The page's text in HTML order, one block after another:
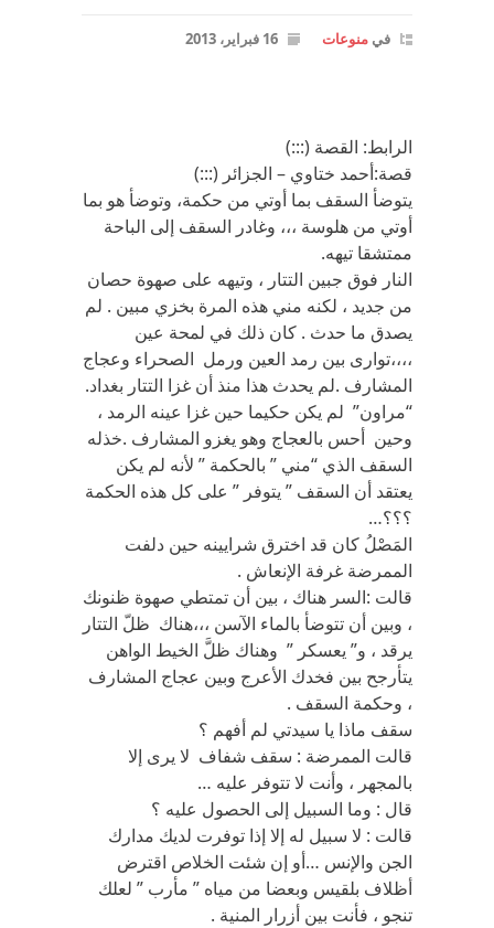
في منوعات 16 فبراير، 2013
الرابط: القصة (:::)
قصة:أحمد ختاوي – الجزائر (:::)
يتوضأ السقف بما أوتي من حكمة، وتوضأ هو بما
أوتي من هلوسة ،،، وغادر السقف إلى الباحة
ممتشقا تيهه.
النار فوق جبين التتار ، وتيهه على صهوة حصان
من جديد ، لكنه مني هذه المرة بخزي مبين . لم
يصدق ما حدث . كان ذلك في لمحة عين
،،،،توارى بين رمد العين ورمل الصحراء وعجاج
المشارف .لم يحدث هذا منذ أن غزا التتار بغداد.
“مراون” لم يكن حكيما حين غزا عينه الرمد ،
وحين أحس بالعجاج وهو يغزو المشارف .خذله
السقف الذي “مني ” بالحكمة ” لأنه لم يكن
يعتقد أن السقف ” يتوفر ” على كل هذه الحكمة
؟؟؟…
المَصْلُ كان قد اخترق شرايينه حين دلفت
الممرضة غرفة الإنعاش .
قالت :السر هناك ، بين أن تمتطي صهوة ظنونك
، وبين أن تتوضأ بالماء الآسن ،،،هناك ظلّ التتار
يرقد ، و” يعسكر ” وهناك ظلَّ الخيط الواهن
يتأرجح بين فخدك الأعرج وبين عجاج المشارف
، وحكمة السقف .
سقف ماذا يا سيدتي لم أفهم ؟
قالت الممرضة : سقف شفاف لا يرى إلا
بالمجهر ، وأنت لا تتوفر عليه …
قال : وما السبيل إلى الحصول عليه ؟
قالت : لا سبيل له إلا إذا توفرت لديك مدارك
الجن والإنس …أو إن شئت الخلاص اقترض
أظلاف بلقيس وبعضا من مياه ” مأرب ” لعلك
تنجو ، فأنت بين أزرار المنية .